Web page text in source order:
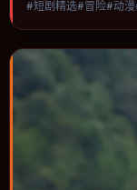
容聚焦人物选择与情
或类型片补片的选择
#短剧精选#冒险#动